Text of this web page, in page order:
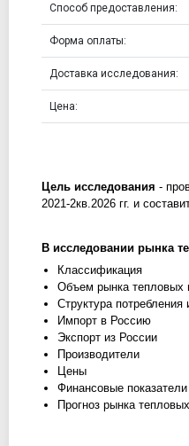
Способ предоставления:
Форма оплаты:
Доставка исследования:
Цена:
Цель исследования -
2021-2кв.2026 гг. и
В исследовании рынка
Классификация
Объем рынка тепловых
Структура потребления
Импорт в Россию
Экспорт из России
Производители
Цены
Финансовые
Прогноз рынка